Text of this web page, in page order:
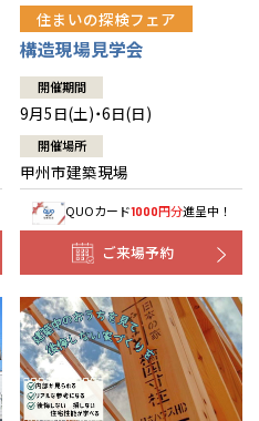
住まいの探検フェア
構造現場見学会
開催期間
9月5日(土)・6日(日)
開催場所
甲州市建築現場
QUOカード1000円分進呈中！
ご来場予約